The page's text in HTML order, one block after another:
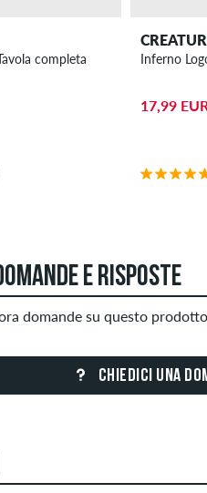
completa Inferno
17,99
E RISPOSTE
domande su questo
CHIEDICI UNA